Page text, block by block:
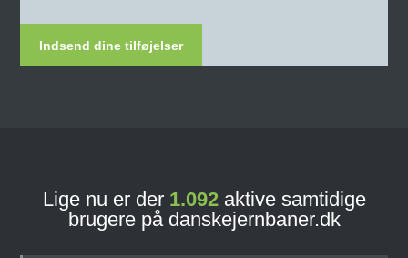
Indsend dine tilføjelser
Lige nu er der 1.092aktive samtidige
brugere på danskejernbaner.dk